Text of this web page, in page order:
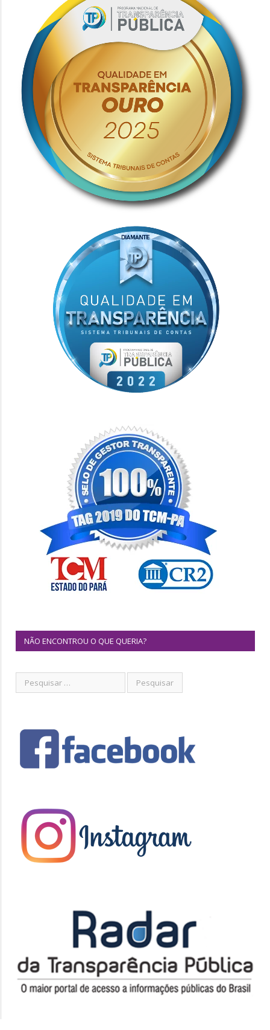
NÃO ENCONTROU O QUE QUERIA?